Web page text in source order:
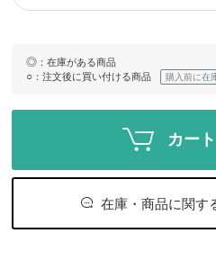
◎ ：在庫がある商品
○ ：注文後に買い付ける商品 購入前に在
カー
在庫・商品に関す